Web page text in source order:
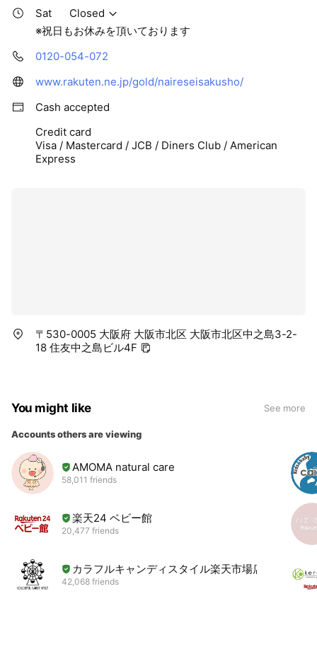
Sat
Closed
※祝日もお休みを頂いております
0120-054-072
www.rakuten.ne.jp/gold/naireseisakusho/
Cash accepted
Credit card
Visa / Mastercard / JCB / Diners Club / American
Express
〒530-0005 大阪府 大阪市北区 大阪市北区中之島3-2-
18 住友中之島ビル4F
You might like See more
Accounts others are viewing
AMOMA natural care
58,011 friends
楽天24 ベビー館
20,477 friends
カラフルキャンディスタイル楽天市場店
42,068 friends